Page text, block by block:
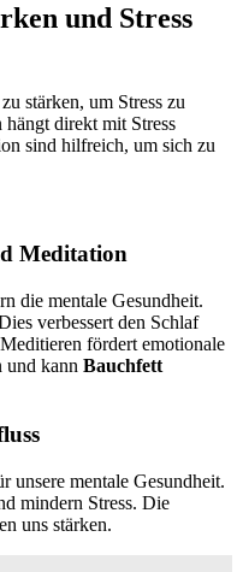
und Stress
stärken, um Stress zu
direkt mit Stress
sind hilfreich, um sich zu
Meditation
die mentale Gesundheit.
verbessert den Schlaf
fördert emotionale
und kann Bauchfett
unsere mentale Gesundheit.
mindern Stress. Die
uns stärken.